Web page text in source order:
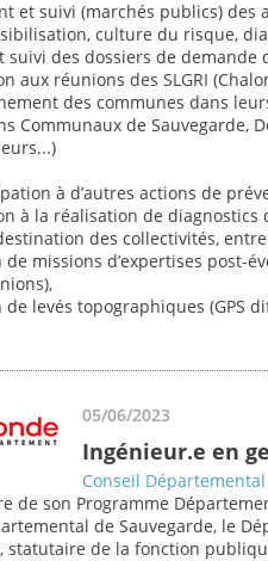
et suivi (marchés publics) des
culture du risque,
suivi des dossiers de demande
aux réunions des SLGRI
des communes dans
Communaux de Sauvegarde,
à d’autres actions de
à la réalisation de
des collectivités,
de missions d’expertises post-
de levés topographiques (GPS
05/06/2023
Ingénieur.e en
Conseil
de son Programme
de Sauvegarde, le
statutaire de la fonction